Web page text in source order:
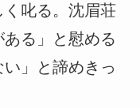
叱る。沈眉荘
る」と慰める
」と諦めきっ